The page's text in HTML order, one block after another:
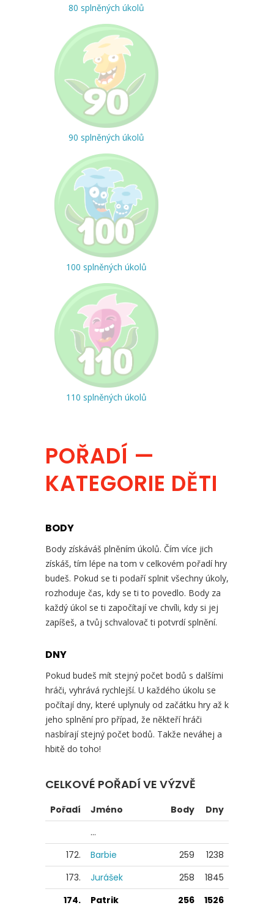
80 splněných úkolů
90 splněných úkolů
100 splněných úkolů
110 splněných úkolů
POŘADÍ —
KATEGORIE DĚTI
BODY
Body získáváš plněním úkolů. Čím více jich
získáš, tím lépe na tom v celkovém pořadí hry
budeš. Pokud se ti podaří splnit všechny úkoly,
rozhoduje čas, kdy se ti to povedlo. Body za
každý úkol se ti započítají ve chvíli, kdy si jej
zapíšeš, a tvůj schvalovač ti potvrdí splnění.
DNY
Pokud budeš mít stejný počet bodů s dalšími
hráči, vyhrává rychlejší. U každého úkolu se
počítají dny, které uplynuly od začátku hry až k
jeho splnění pro případ, že někteří hráči
nasbírají stejný počet bodů. Takže neváhej a
hbitě do toho!
CELKOVÉ POŘADÍ VE VÝZVĚ
Pořadí Jméno Body
Dny
...
172.
Barbie 259
1238
173.
Jurášek 258
1845
174.
Patrik 256 1526